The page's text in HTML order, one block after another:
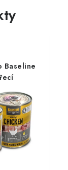
Baseline